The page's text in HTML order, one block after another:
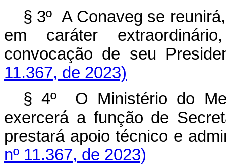
§ 3º A Conaveg se
em caráter
convocação de seu
11.367, de 2023)
§ 4º O Ministério do
exercerá a função de
prestará apoio técnico e
nº 11.367, de 2023)